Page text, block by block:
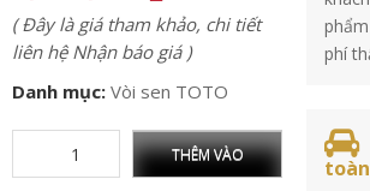
( Đây là giá tham khảo, chi tiết
liên hệ Nhận báo giá )
Danh mục: Vòi sen TOTO
THÊM VÀO
phí